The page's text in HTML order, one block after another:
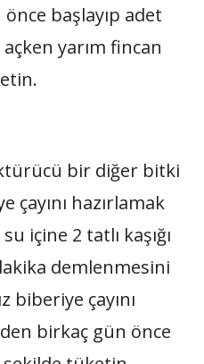
başlayıp adet
yarım fincan
bir diğer bitki
çayını hazırlamak
içine 2 tatlı kaşığı
demlenmesini
biberiye çayını
birkaç gün önce